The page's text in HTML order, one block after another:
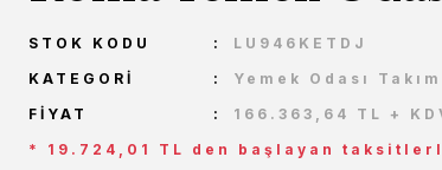
STOK KODU
LU946KETDJ
KATEGORI
Yemek Odası
FIYAT
166.363,64 TL +
* 19.724,01 TL den başlayan